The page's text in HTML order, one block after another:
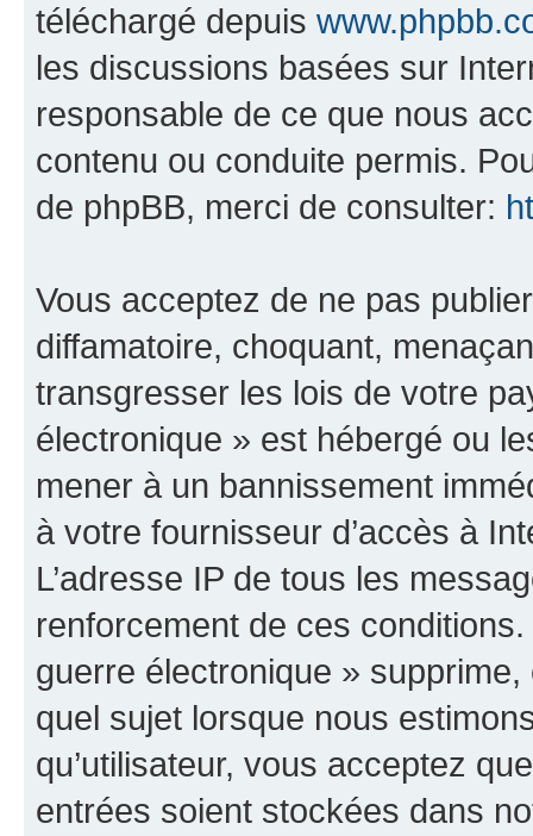
téléchargé depuis
les discussions basées sur
responsable de ce que nous
contenu ou conduite permis.
de phpBB, merci de consulter:
Vous acceptez de ne pas
diffamatoire, choquant,
transgresser les lois de votre
électronique » est hébergé ou
mener à un bannissement
à votre fournisseur d’accès à
L’adresse IP de tous les
renforcement de ces
guerre électronique »
quel sujet lorsque nous
qu’utilisateur, vous acceptez
entrées soient stockées dans